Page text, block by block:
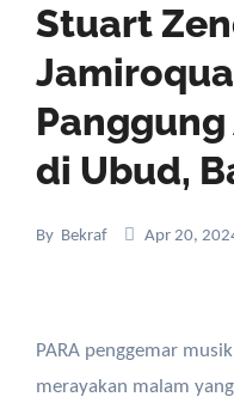
Stuart
di Ubud,
By Bekraf Apr 20,
PARA penggemar musik di Bali bersiap untuk
merayakan malam